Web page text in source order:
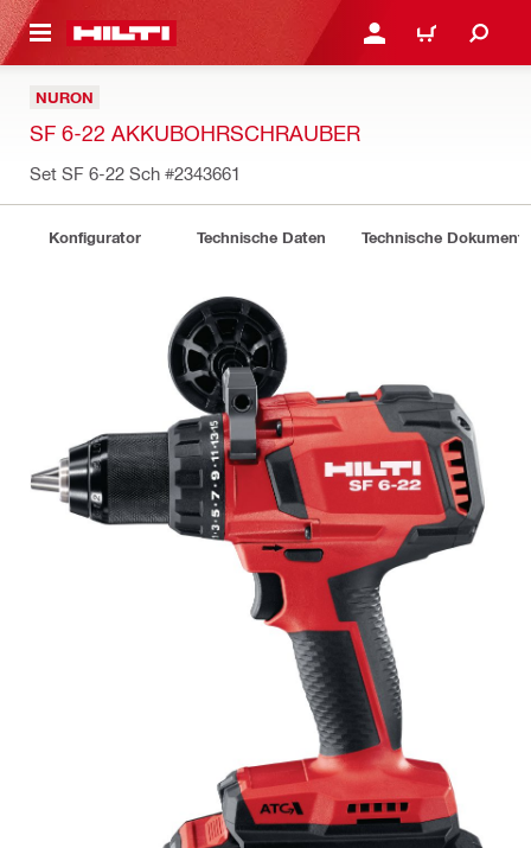
ANMELDEN ODER
WARENKORB
NURON
SF 6-22 AKKUBOHRSCHRAUBER
Set SF 6-22 Sch #2343661
Konfigurator Technische Daten Technische Dokumente